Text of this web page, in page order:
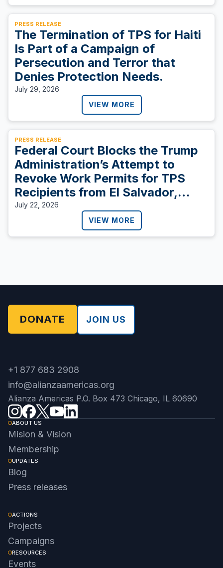
PRESS RELEASE
The Termination of TPS for Haiti
Is Part of a Campaign of
Persecution and Terror that
Denies Protection Needs.
July 29, 2026
VIEW MORE
PRESS RELEASE
Federal Court Blocks the Trump
Administration’s Attempt to
Revoke Work Permits for TPS
Recipients from El Salvador,
Sudan, and Ukraine
July 22, 2026
VIEW MORE
DONATE JOIN US
+1 877 683 2908
info@alianzaamericas.org
Alianza Americas P.O. Box 473 Chicago, IL 60690
ABOUT US
Mision & Vision
Membership
UPDATES
Blog
Press releases
ACTIONS
Projects
Campaigns
RESOURCES
Events